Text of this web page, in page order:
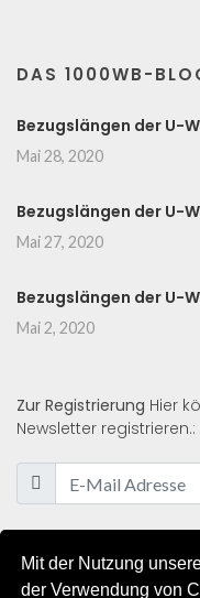
Mit der Nutzung
der Verwendung von
DAS 1000WB-
Bezugslängen der U-
Mai 28, 2020
Bezugslängen der U-
Mai 27, 2020
Bezugslängen der U-
Mai 2, 2020
Zur Registrierung Hier
Newsletter registrieren.: